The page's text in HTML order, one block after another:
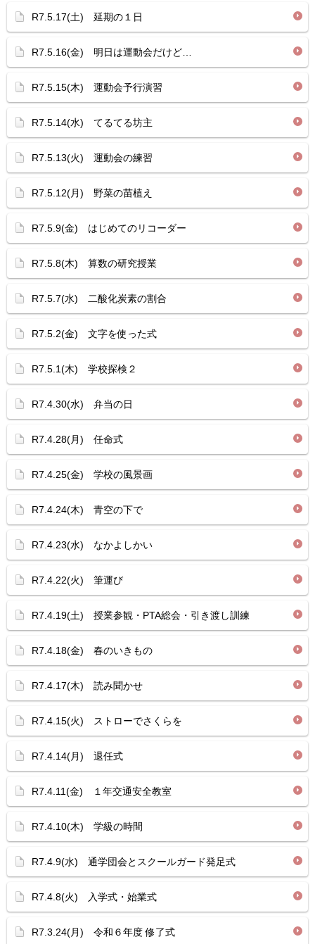
R7.5.17(土) 延期の１日
R7.5.16(金) 明日は運動会だけど…
R7.5.15(木) 運動会予行演習
R7.5.14(水) てるてる坊主
R7.5.13(火) 運動会の練習
R7.5.12(月) 野菜の苗植え
R7.5.9(金) はじめてのリコーダー
R7.5.8(木) 算数の研究授業
R7.5.7(水) 二酸化炭素の割合
R7.5.2(金) 文字を使った式
R7.5.1(木) 学校探検２
R7.4.30(水) 弁当の日
R7.4.28(月) 任命式
R7.4.25(金) 学校の風景画
R7.4.24(木) 青空の下で
R7.4.23(水) なかよしかい
R7.4.22(火) 筆運び
R7.4.19(土) 授業参観・PTA総会・引き渡し訓練
R7.4.18(金) 春のいきもの
R7.4.17(木) 読み聞かせ
R7.4.15(火) ストローでさくらを
R7.4.14(月) 退任式
R7.4.11(金) １年交通安全教室
R7.4.10(木) 学級の時間
R7.4.9(水) 通学団会とスクールガード発足式
R7.4.8(火) 入学式・始業式
R7.3.24(月) 令和６年度 修了式